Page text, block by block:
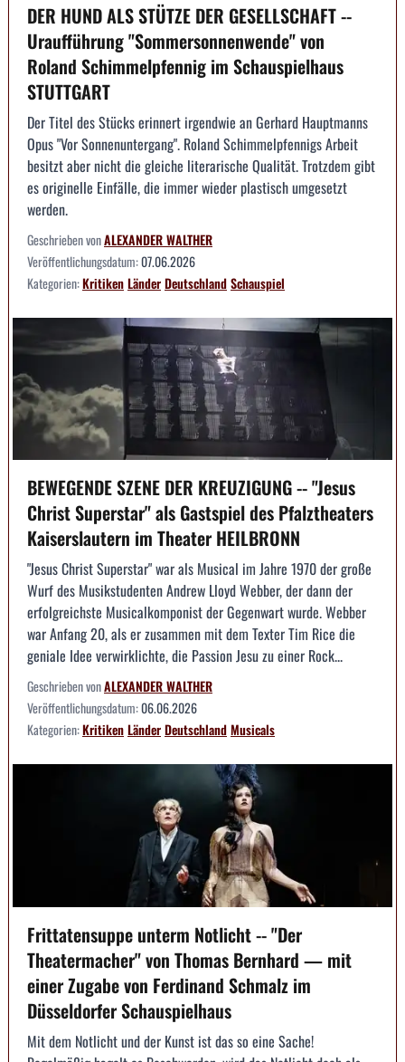
DER HUND ALS STÜTZE DER GESELLSCHAFT --
Uraufführung "Sommersonnenwende" von
Roland Schimmelpfennig im Schauspielhaus
STUTTGART
Der Titel des Stücks erinnert irgendwie an Gerhard Hauptmanns
Opus "Vor Sonnenuntergang". Roland Schimmelpfennigs Arbeit
besitzt aber nicht die gleiche literarische Qualität. Trotzdem gibt
es originelle Einfälle, die immer wieder plastisch umgesetzt
werden.
Geschrieben vonALEXANDER WALTHER
Veröffentlichungsdatum:07.06.2026
Kategorien:KritikenLänderDeutschlandSchauspiel
BEWEGENDE SZENE DER KREUZIGUNG -- "Jesus
Christ Superstar" als Gastspiel des Pfalztheaters
Kaiserslautern im Theater HEILBRONN
"Jesus Christ Superstar" war als Musical im Jahre 1970 der große
Wurf des Musikstudenten Andrew Lloyd Webber, der dann der
erfolgreichste Musicalkomponist der Gegenwart wurde. Webber
war Anfang 20, als er zusammen mit dem Texter Tim Rice die
geniale Idee verwirklichte, die Passion Jesu zu einer Rock...
Geschrieben vonALEXANDER WALTHER
Veröffentlichungsdatum:06.06.2026
Kategorien:KritikenLänderDeutschlandMusicals
Frittatensuppe unterm Notlicht -- "Der
Theatermacher" von Thomas Bernhard — mit
einer Zugabe von Ferdinand Schmalz im
Düsseldorfer Schauspielhaus
Mit dem Notlicht und der Kunst ist das so eine Sache!